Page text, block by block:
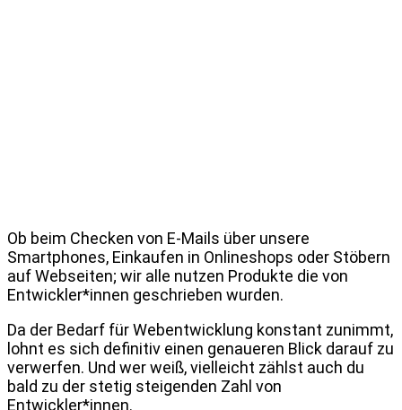
Ob beim Checken von E-Mails über unsere
Smartphones, Einkaufen in Onlineshops oder Stöbern
auf Webseiten; wir alle nutzen Produkte die von
Entwickler*innen geschrieben wurden.
Da der Bedarf für Webentwicklung konstant zunimmt,
lohnt es sich definitiv einen genaueren Blick darauf zu
verwerfen. Und wer weiß, vielleicht zählst auch du
bald zu der stetig steigenden Zahl von
Entwickler*innen.